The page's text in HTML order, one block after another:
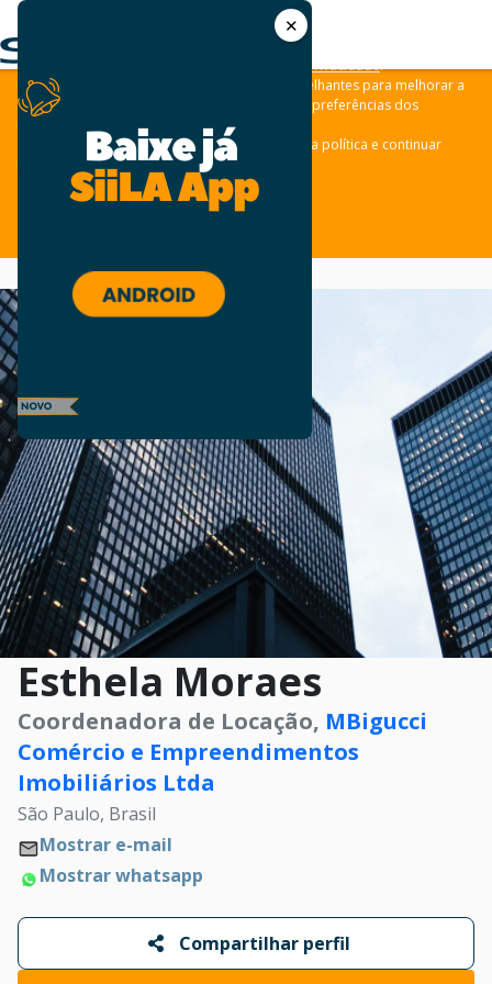
✕
As leis de privacidade dos usuários estão mudando e por isso nós
convidamos você a revisar a nossa
Política de Privacidade.
Nós usamos cookies e outras tecnologias semelhantes para melhorar a
sua experiência em nossos sites e lembrar das preferências dos
usuários.
Clique em “aceitar” para concordar com a nossa política e continuar
navegando em nosso site.
Esthela Moraes
Coordenadora de Locação, MBigucci
Comércio e Empreendimentos
Imobiliários Ltda
São Paulo, Brasil
Mostrar e-mail
Mostrar whatsapp
Compartilhar perfil